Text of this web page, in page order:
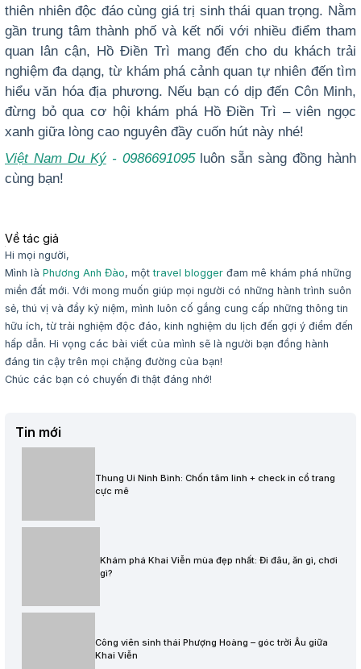
thiên nhiên độc đáo cùng giá trị sinh thái quan trọng. Nằm
gần trung tâm thành phố và kết nối với nhiều điểm tham
quan lân cận, Hồ Điền Trì mang đến cho du khách trải
nghiệm đa dạng, từ khám phá cảnh quan tự nhiên đến tìm
hiểu văn hóa địa phương. Nếu bạn có dịp đến Côn Minh,
đừng bỏ qua cơ hội khám phá Hồ Điền Trì – viên ngọc
xanh giữa lòng cao nguyên đầy cuốn hút này nhé!
Việt Nam Du Ký- 0986691095luôn sẵn sàng đồng hành
cùng bạn!
Về tác giả
Hi mọi người,
Mình là Phương Anh Đào, một travel blogger đam mê khám phá những
miền đất mới. Với mong muốn giúp mọi người có những hành trình suôn
sẻ, thú vị và đầy kỷ niệm, mình luôn cố gắng cung cấp những thông tin
hữu ích, từ trải nghiệm độc đáo, kinh nghiệm du lịch đến gợi ý điểm đến
hấp dẫn. Hi vọng các bài viết của mình sẽ là người bạn đồng hành
đáng tin cậy trên mọi chặng đường của bạn!
Chúc các bạn có chuyến đi thật đáng nhớ!
Tin mới
Thung Ui Ninh Bình: Chốn tâm linh + check in cổ trang
cực mê
Khám phá Khai Viễn mùa đẹp nhất: Đi đâu, ăn gì, chơi
gì?
Công viên sinh thái Phượng Hoàng – góc trời Âu giữa
Khai Viễn